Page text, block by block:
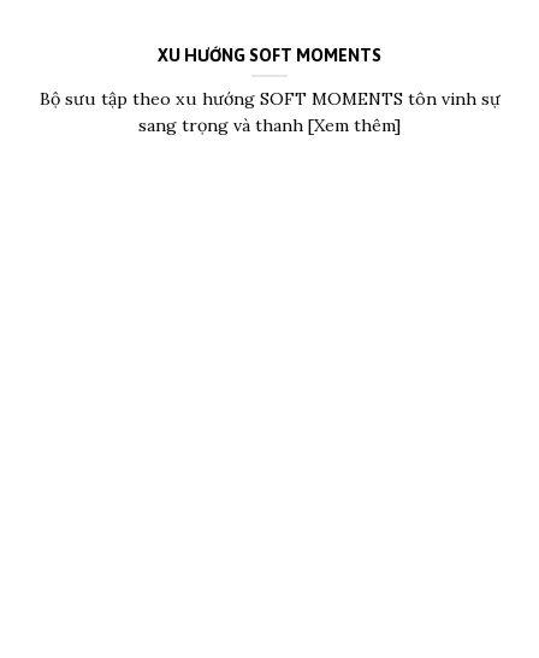
XU HƯỚNG SOFT MOMENTS
Bộ sưu tập theo xu hướng SOFT MOMENTS tôn vinh sự
sang trọng và thanh [Xem thêm]